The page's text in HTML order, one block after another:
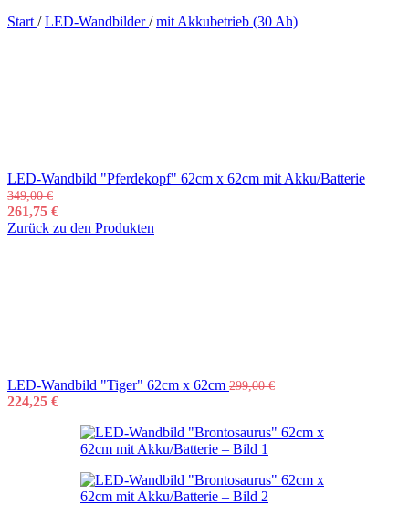
Start / LED-Wandbilder/ mit Akkubetrieb (30 Ah)
LED-Wandbild "Pferdekopf" 62cm x 62cm mit Akku/Batterie
349,00€
261,75 €
Zurück zu den Produkten
LED-Wandbild "Tiger" 62cm x 62cm 299,00€
224,25 €